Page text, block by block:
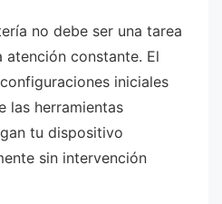
no debe ser una tarea
constante. El
iniciales
las herramientas
tu dispositivo
sin intervención